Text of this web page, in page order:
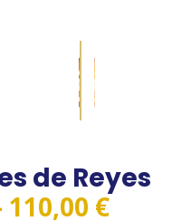
de Reyes
110,00 €Rango